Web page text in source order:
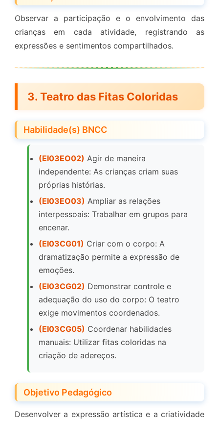
Observar a participação e o envolvimento das
crianças em cada atividade, registrando as
expressões e sentimentos compartilhados.
3. Teatro das Fitas Coloridas
Habilidade(s) BNCC
(EI03EO02) Agir de maneira
independente: As crianças criam suas
próprias histórias.
(EI03EO03) Ampliar as relações
interpessoais: Trabalhar em grupos para
encenar.
(EI03CG01) Criar com o corpo: A
dramatização permite a expressão de
emoções.
(EI03CG02) Demonstrar controle e
adequação do uso do corpo: O teatro
exige movimentos coordenados.
(EI03CG05) Coordenar habilidades
manuais: Utilizar fitas coloridas na
criação de adereços.
Objetivo Pedagógico
Desenvolver a expressão artística e a criatividade